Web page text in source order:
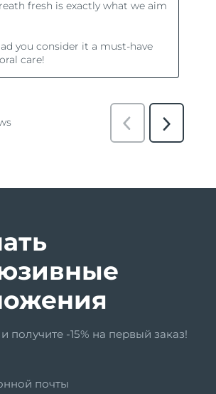
получите -15% на первый заказ!
почты